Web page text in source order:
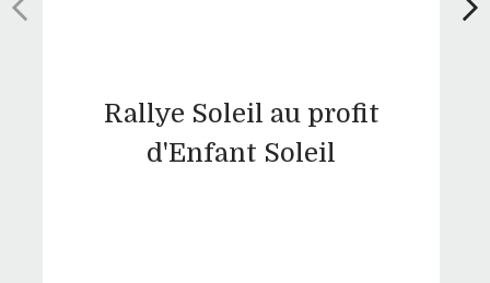
Rallye Soleil au profit
d'Enfant Soleil